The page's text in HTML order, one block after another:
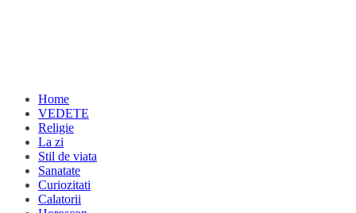
Home
VEDETE
Religie
La zi
Stil de viata
Sanatate
Curiozitati
Calatorii